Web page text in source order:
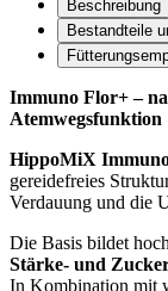
Beschreibung
Bestandteile
Immuno Flor+ –
Atemwegsfunktion
HippoMiX
gereidefreies
Verdauung und die
Die Basis bildet
Stärke- und
In Kombination mit